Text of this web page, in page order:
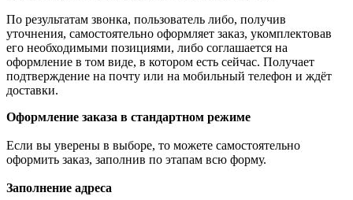
По результатам звонка, пользователь либо, получив
уточнения, самостоятельно оформляет заказ, укомплектовав
его необходимыми позициями, либо соглашается на
оформление в том виде, в котором есть сейчас. Получает
подтверждение на почту или на мобильный телефон и ждёт
доставки.
Оформление заказа в стандартном режиме
Если вы уверены в выборе, то можете самостоятельно
оформить заказ, заполнив по этапам всю форму.
Заполнение адреса